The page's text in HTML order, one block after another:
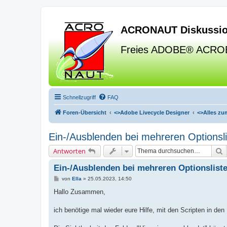
ACRONAUT
Freies ADOBE®
Schnellzugriff FAQ
Foren-Übersicht <>Adobe Livecycle Designer <>Alles
Ein-/Ausblenden bei mehreren
Antworten
Ein-/Ausblenden bei mehreren
B
i
a
von Ella » 25.05.2023, 14:50
Hallo Zusammen,
ich benötige mal wieder eure Hilfe, mit den Scripten in